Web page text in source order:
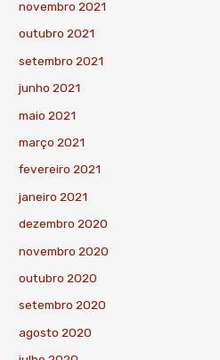
novembro 2021
outubro 2021
setembro 2021
junho 2021
maio 2021
março 2021
fevereiro 2021
janeiro 2021
dezembro 2020
novembro 2020
outubro 2020
setembro 2020
agosto 2020